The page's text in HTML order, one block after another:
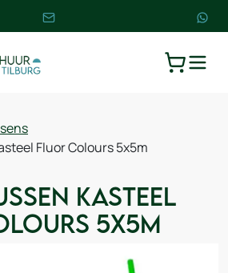
Fluor Colours 5x5m
Kasteel
5x5m